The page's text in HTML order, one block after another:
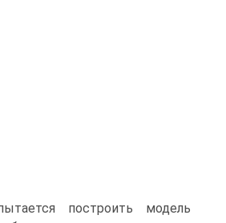
построить модель